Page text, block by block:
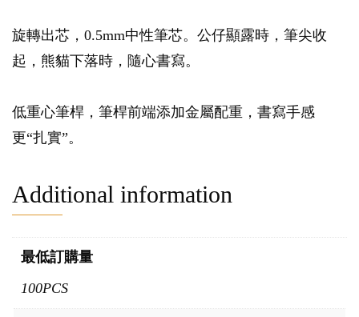
旋轉出芯，0.5mm中性筆芯。公仔顯露時，筆尖收
起，熊貓下落時，隨心書寫。
低重心筆桿，筆桿前端添加金屬配重，書寫手感
更“扎實”。
Additional information
最低訂購量
100PCS